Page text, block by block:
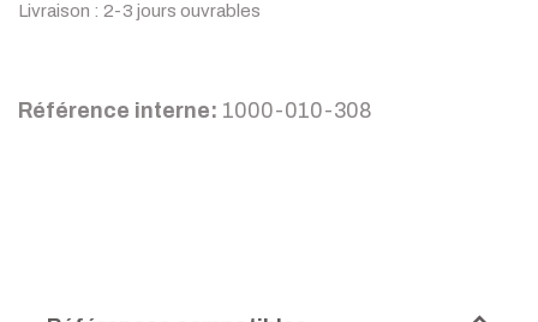
Livraison : 2-3 jours ouvrables
Référence interne: 1000-010-308